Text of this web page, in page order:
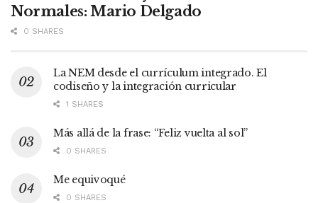
Normales: Mario Delgado
0 SHARES
La NEM desde el currículum integrado. El
codiseño y la integración curricular
1 SHARES
Más allá de la frase: “Feliz vuelta al sol”
0 SHARES
Me equivoqué
0 SHARES